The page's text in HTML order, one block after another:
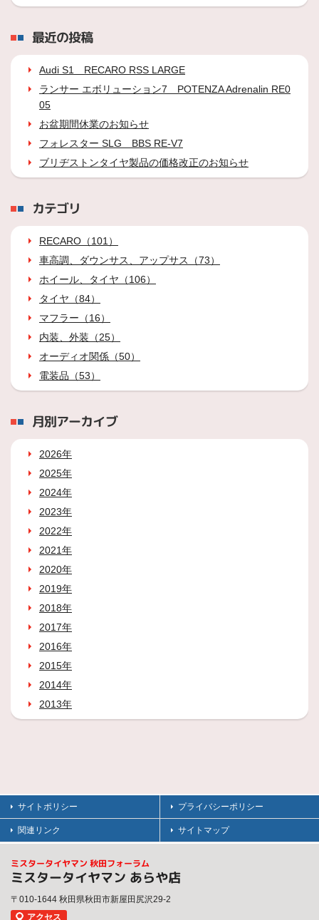
最近の投稿
Audi S1 RECARO RSS LARGE
ランサー エボリューション7 POTENZA Adrenalin RE0
05
お盆期間休業のお知らせ
フォレスター SLG BBS RE-V7
ブリヂストンタイヤ製品の価格改正のお知らせ
カテゴリ
RECARO（101）
車高調、ダウンサス、アップサス（73）
ホイール、タイヤ（106）
タイヤ（84）
マフラー（16）
内装、外装（25）
オーディオ関係（50）
電装品（53）
月別アーカイブ
2026年
2025年
2024年
2023年
2022年
2021年
2020年
2019年
2018年
2017年
2016年
2015年
2014年
2013年
サイトポリシー プライバシーポリシー
関連リンク サイトマップ
ミスタータイヤマン 秋田フォーラム
ミスタータイヤマン あらや店
〒010-1644 秋田県秋田市新屋田尻沢29-2
アクセス